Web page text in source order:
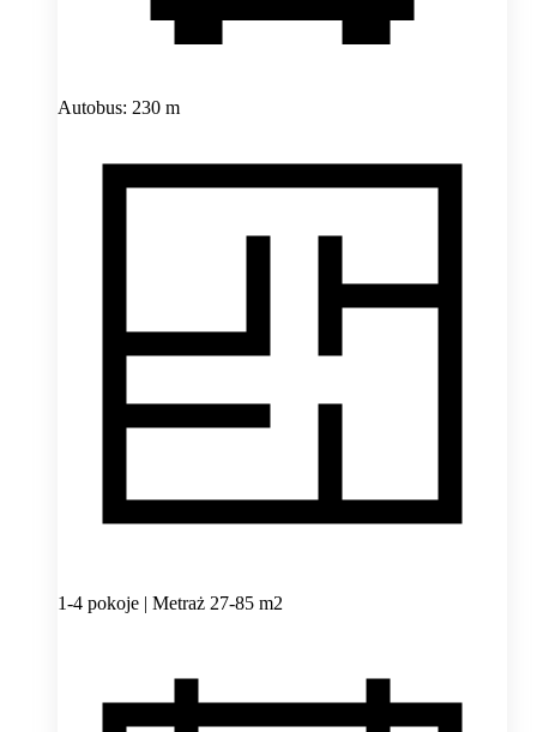
Autobus: 230 m
1-4 pokoje | Metraż 27-85 m2